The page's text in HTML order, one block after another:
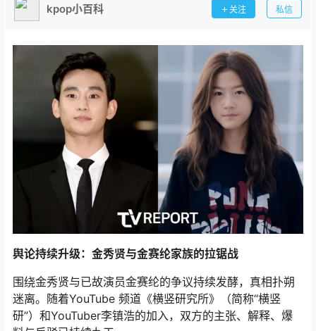
kpop小百科 关注 私信
舆论持续升级：金秀贤与金赛纶家族的拉锯战
围绕金秀贤与已故演员金赛纶的争议持续发酵，真相扑朔
迷离。随着YouTube 频道《横竖研究所》（简称“横竖
研”）和YouTuber李镇浩的加入，双方的主张、解释、爆